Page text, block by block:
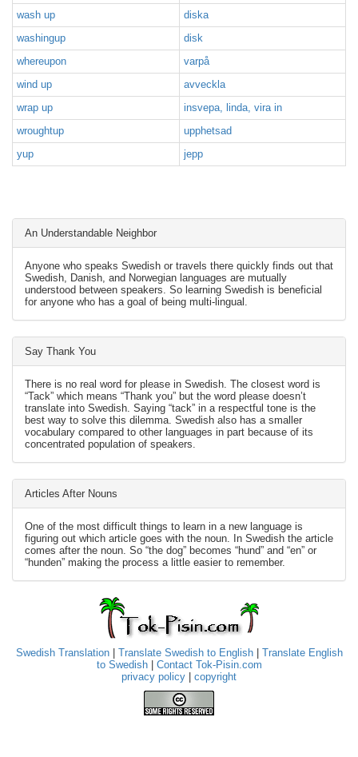
wash up
diska
washingup
disk
whereupon
varpå
wind up
avveckla
wrap up
insvepa, linda, vira in
wroughtup
upphetsad
yup
jepp
An Understandable Neighbor
Anyone who speaks Swedish or travels there quickly finds out that
Swedish, Danish, and Norwegian languages are mutually
understood between speakers. So learning Swedish is beneficial
for anyone who has a goal of being multi-lingual.
Say Thank You
There is no real word for please in Swedish. The closest word is
“Tack” which means “Thank you” but the word please doesn’t
translate into Swedish. Saying “tack” in a respectful tone is the
best way to solve this dilemma. Swedish also has a smaller
vocabulary compared to other languages in part because of its
concentrated population of speakers.
Articles After Nouns
One of the most difficult things to learn in a new language is
figuring out which article goes with the noun. In Swedish the article
comes after the noun. So “the dog” becomes “hund” and “en” or
“hunden” making the process a little easier to remember.
Swedish Translation| Translate Swedish to English| Translate English
to Swedish| Contact Tok-Pisin.com
privacy policy
copyright